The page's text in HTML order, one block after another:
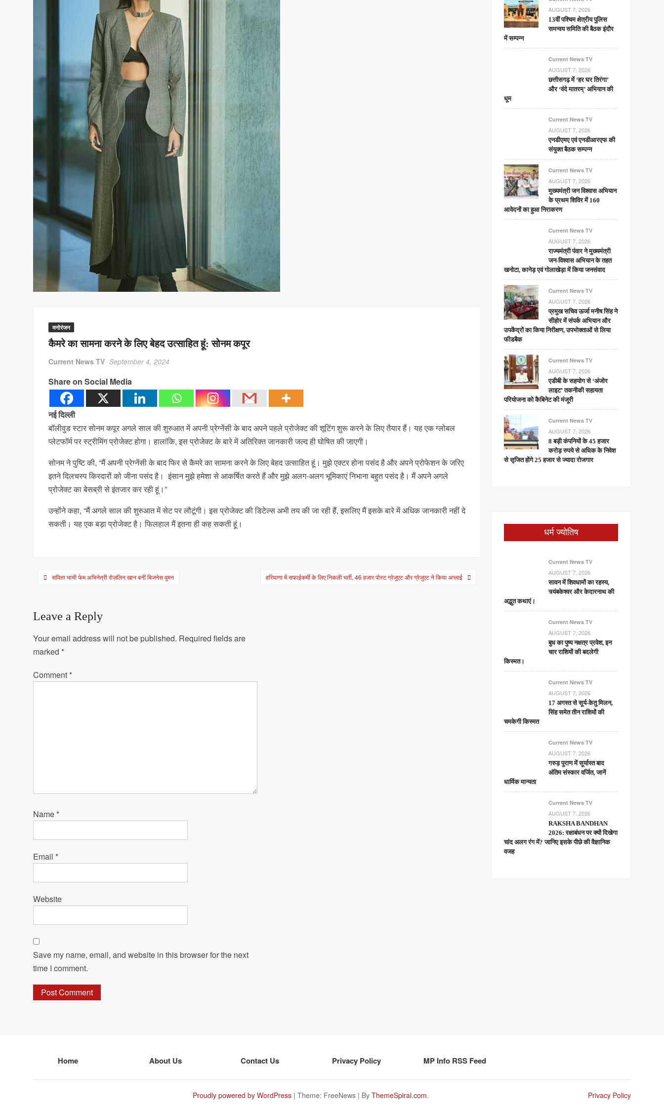
मनोरंजन
कैमरे का सामना करने के लिए बेहद उत्साहित हूं: सोनम कपूर
Current News TV September 4, 2024
Share on Social Media
नई दिल्ली
बॉलीवुड स्टार सोनम कपूर अगले साल की शुरुआत में अपनी प्रेग्नेंसी के बाद अपने पहले प्रोजेक्ट की शूटिंग शुरू करने के लिए तैयार हैं। यह एक ग्लोबल
प्लेटफॉर्म पर स्ट्रीमिंग प्रोजेक्ट होगा। हालांकि, इस प्रोजेक्ट के बारे में अतिरिक्त जानकारी जल्द ही घोषित की जाएगी।
सोनम ने पुष्टि की, “मैं अपनी प्रेग्नेंसी के बाद फिर से कैमरे का सामना करने के लिए बेहद उत्साहित हूं। मुझे एक्टर होना पसंद है और अपने प्रोफेशन के जरिए
इतने दिलचस्प किरदारों को जीना पसंद है। इंसान मुझे हमेशा से आकर्षित करते हैं और मुझे अलग-अलग भूमिकाएं निभाना बहुत पसंद है। मैं अपने अगले
प्रोजेक्ट का बेसब्री से इंतजार कर रही हूं।”
उन्होंने कहा, “मैं अगले साल की शुरुआत में सेट पर लौटूंगी। इस प्रोजेक्ट की डिटेल्स अभी तय की जा रही हैं, इसलिए मैं इसके बारे में अधिक जानकारी नहीं दे
सकती। यह एक बड़ा प्रोजेक्ट है। फिलहाल मैं इतना ही कह सकती हूं।
Postसविता भाभी फेम अभिनेत्री रोज़लिन खान बनीं बिजनेस वुमन हरियाणा में सफाईकर्मी के लिए निकली भर्ती, 46 हजार पोस्ट ग्रेजुएट और ग्रेजुएट ने किया अप्लाई
Leave a Reply
Your email address will not be published. Required fields are
marked *
Comment *
Name *
Email *
Website
Save my name, email, and website in this browser for the next
time I comment.
AUGUST 7, 2026
13वीं पश्चिम क्षेत्रीय पुलिस
समन्वय समिति की बैठक इंदौर
में सम्पन्न
Current News TV
AUGUST 7, 2026
छत्तीसगढ़ में ‘हर घर तिरंगा’
और ‘वंदे मातरम्’ अभियान की
धूम
Current News TV
AUGUST 7, 2026
एनडीएमए एवं एनडीआरएफ की
संयुक्त बैठक सम्पन्न
Current News TV
AUGUST 7, 2026
मुख्यमंत्री जन विश्वास अभियान
के प्रथम शिविर में 160
आवेदनों का हुआ निराकरण
Current News TV
AUGUST 7, 2026
राज्यमंत्री पंवार ने मुख्यमंत्री
जन-विश्वास अभियान के तहत
खनोटा, कानेड़ एवं गोलाखेड़ा में किया जनसंवाद
Current News TV
AUGUST 7, 2026
प्रमुख सचिव ऊर्जा मनीष सिंह ने
सीहोर में संपर्क अभियान और
उपकेंद्रों का किया निरीक्षण, उपभोक्ताओं से लिया
फीडबैक
Current News TV
AUGUST 7, 2026
एडीबी के सहयोग से ‘अंजोर
लाइट’ तकनीकी सहायता
परियोजना को कैबिनेट की मंजूरी
Current News TV
AUGUST 7, 2026
8 बड़ी कंपनियों के 45 हजार
करोड़ रुपये से अधिक के निवेश
से सृजित होंगे 25 हजार से ज्यादा रोजगार
धर्म ज्योतिष
Current News TV
AUGUST 7, 2026
सावन में शिवधामों का रहस्य,
त्र्यंबकेश्वर और केदारनाथ की
अद्भुत कथाएं।
Current News TV
AUGUST 7, 2026
बुध का पुष्य नक्षत्र प्रवेश, इन
चार राशियों की बदलेगी
किस्मत।
Current News TV
AUGUST 7, 2026
17 अगस्त से सूर्य-केतु मिलन,
सिंह समेत तीन राशियों की
चमकेगी किस्मत
Current News TV
AUGUST 7, 2026
गरुड़ पुराण में सूर्यास्त बाद
अंतिम संस्कार वर्जित, जानें
धार्मिक मान्यता
Current News TV
AUGUST 7, 2026
RAKSHA BANDHAN
2026: रक्षाबंधन पर क्यों दिखेगा
चांद अलग रंग में? जानिए इसके पीछे की वैज्ञानिक
वजह
Home About Us Contact Us Privacy Policy MP Info RSS Feed
Proudly powered by WordPress | Theme: FreeNews | By ThemeSpiral.com. Privacy Policy